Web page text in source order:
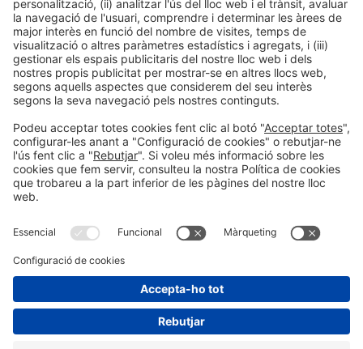
Informació legalAvís legal Política de privacitatPolítica de cookies
a les xarxes socials